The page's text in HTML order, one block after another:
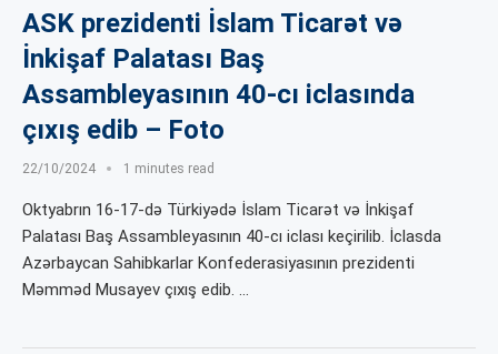
ASK prezidenti İslam Ticarət və
İnkişaf Palatası Baş
Assambleyasının 40-cı iclasında
çıxış edib – Foto
22/10/2024 1 minutes read
Oktyabrın 16-17-də Türkiyədə İslam Ticarət və İnkişaf
Palatası Baş Assambleyasının 40-cı iclası keçirilib. İclasda
Azərbaycan Sahibkarlar Konfederasiyasının prezidenti
Məmməd Musayev çıxış edib. …